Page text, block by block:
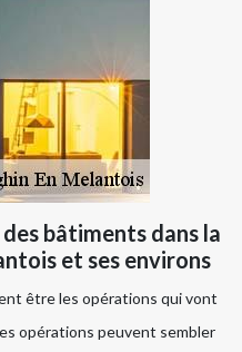
bâtiments dans la
et ses environs
être les opérations qui vont
opérations peuvent sembler